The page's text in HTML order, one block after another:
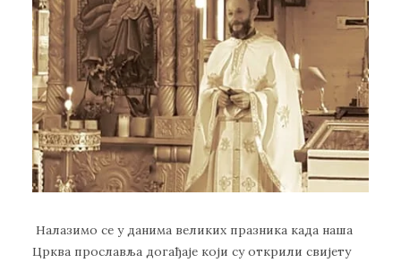
Налазимо се у данима великих празника када наша
Црква прославља догађаје који су открили свијету